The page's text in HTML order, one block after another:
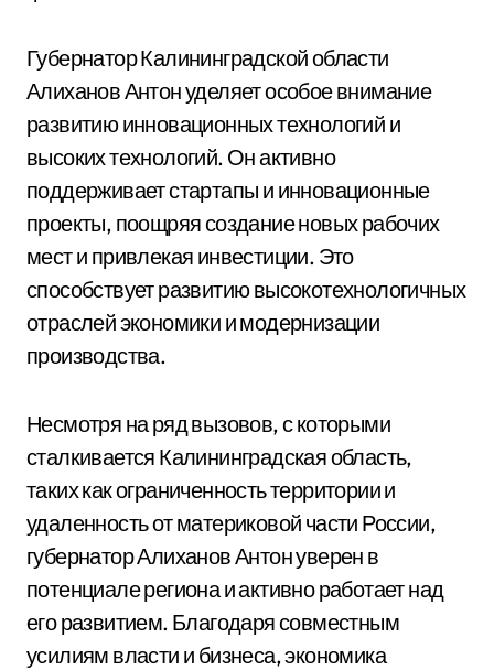
Губернатор Калининградской области
Алиханов Антон уделяет особое внимание
развитию инновационных технологий и
высоких технологий. Он активно
поддерживает стартапы и инновационные
проекты, поощряя создание новых рабочих
мест и привлекая инвестиции. Это
способствует развитию высокотехнологичных
отраслей экономики и модернизации
производства.
Несмотря на ряд вызовов, с которыми
сталкивается Калининградская область,
таких как ограниченность территории и
удаленность от материковой части России,
губернатор Алиханов Антон уверен в
потенциале региона и активно работает над
его развитием. Благодаря совместным
усилиям власти и бизнеса, экономика